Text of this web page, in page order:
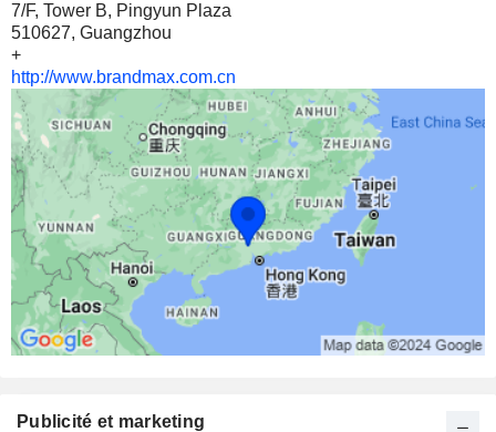
7/F, Tower B, Pingyun Plaza
510627, Guangzhou
+
http://www.brandmax.com.cn
Publicité et marketing